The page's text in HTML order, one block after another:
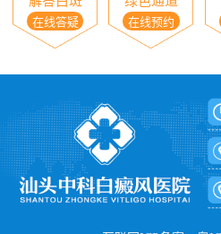
在线答疑 在线预约